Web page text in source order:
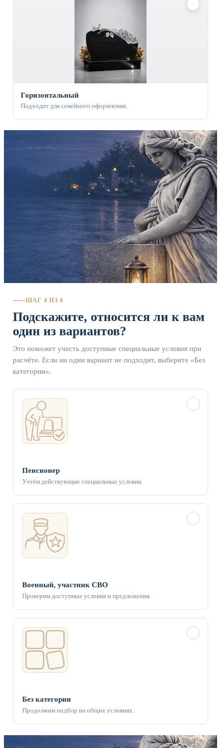
Горизонтальный
Подходит для семейного оформления.
ШАГ 4 ИЗ 4
Подскажите, относится ли к вам
один из вариантов?
Это поможет учесть доступные специальные условия при
расчёте. Если ни один вариант не подходит, выберите «Без
категории».
Пенсионер
Учтём действующие специальные условия.
Военный, участник СВО
Проверим доступные условия и предложения.
Без категории
Продолжим подбор на общих условиях.